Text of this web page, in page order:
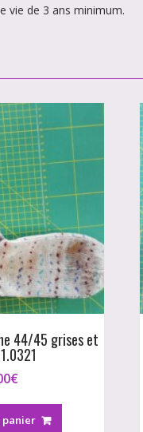
vie de 3 ans minimum.
44/45 grises et
€
panier